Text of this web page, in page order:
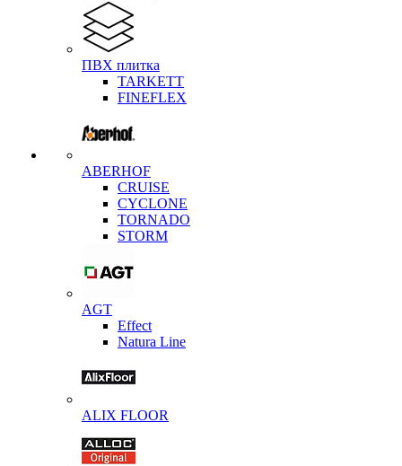
ПВХ плитка
TARKETT
FINEFLEX
ABERHOF
CRUISE
CYCLONE
TORNADO
STORM
AGT
Effect
Natura Line
ALIX FLOOR